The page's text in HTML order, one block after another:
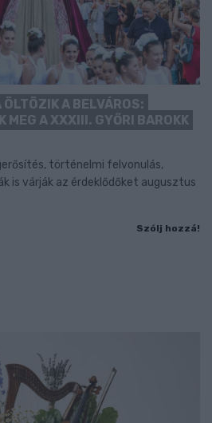
A BELVÁROS:
MEG A XXXIII. GYŐRI BAROKK
történelmi felvonulás,
is várják az érdeklődőket augusztus
Szólj hozzá!